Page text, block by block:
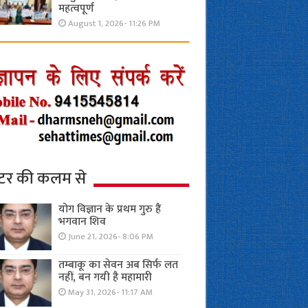
महत्वपूर्ण
August 1, 2026- 11:26 PM
की कलम से
योग विज्ञान के प्रथम गुरु हैं
भगवान शिव
June 21, 2026- 8:06 PM
तम्बाकू का सेवन अब सिर्फ लत
नहीं, बन गयी है महामारी
May 31, 2026- 11:17 AM